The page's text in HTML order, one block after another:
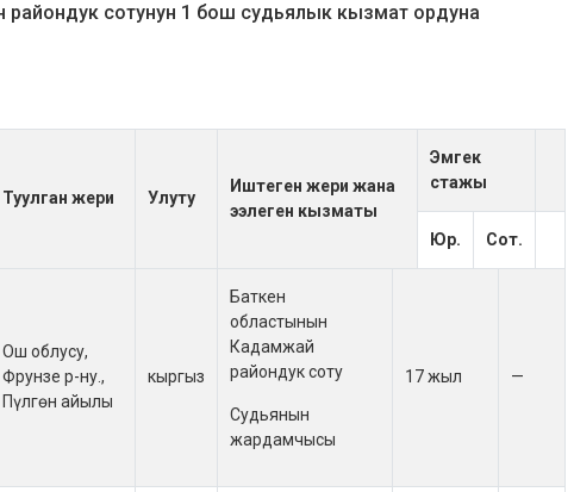
райондук сотунун 1 бош судьялык кызмат ордуна
Туулган жери Улуту
Иштеген жери жана
ээлеген кызматы
Эмгек
стажы
Юр. Сот.
Ош облусу,
Фрунзе р-ну.,
Пүлгөн айылы
кыргыз
Баткен
областынын
Кадамжай
райондук соту
Судьянын
жардамчысы
17 жыл —